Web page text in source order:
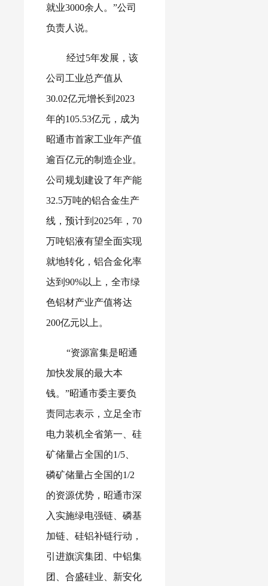
就业3000余人。”公司
负责人说。
经过5年发展，该
公司工业总产值从
30.02亿元增长到2023
年的105.53亿元，成为
昭通市首家工业年产值
逾百亿元的制造企业。
公司规划建设了年产能
32.5万吨的铝合金生产
线，预计到2025年，70
万吨铝液有望全面实现
就地转化，铝合金化率
达到90%以上，全市绿
色铝材产业产值将达
200亿元以上。
“资源富集是昭通
加快发展的最大本
钱。”昭通市委主要负
责同志表示，立足全市
电力装机全省第一、硅
矿储量占全国的1/5、
磷矿储量占全国的1/2
的资源优势，昭通市深
入实施绿电强链、磷基
加链、硅铝补链行动，
引进旗滨集团、中铝集
团、合盛硅业、新安化